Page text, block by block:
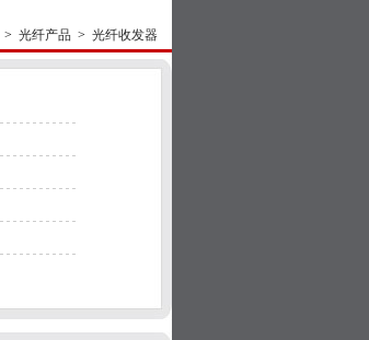
> 光纤产品> 光纤收发器